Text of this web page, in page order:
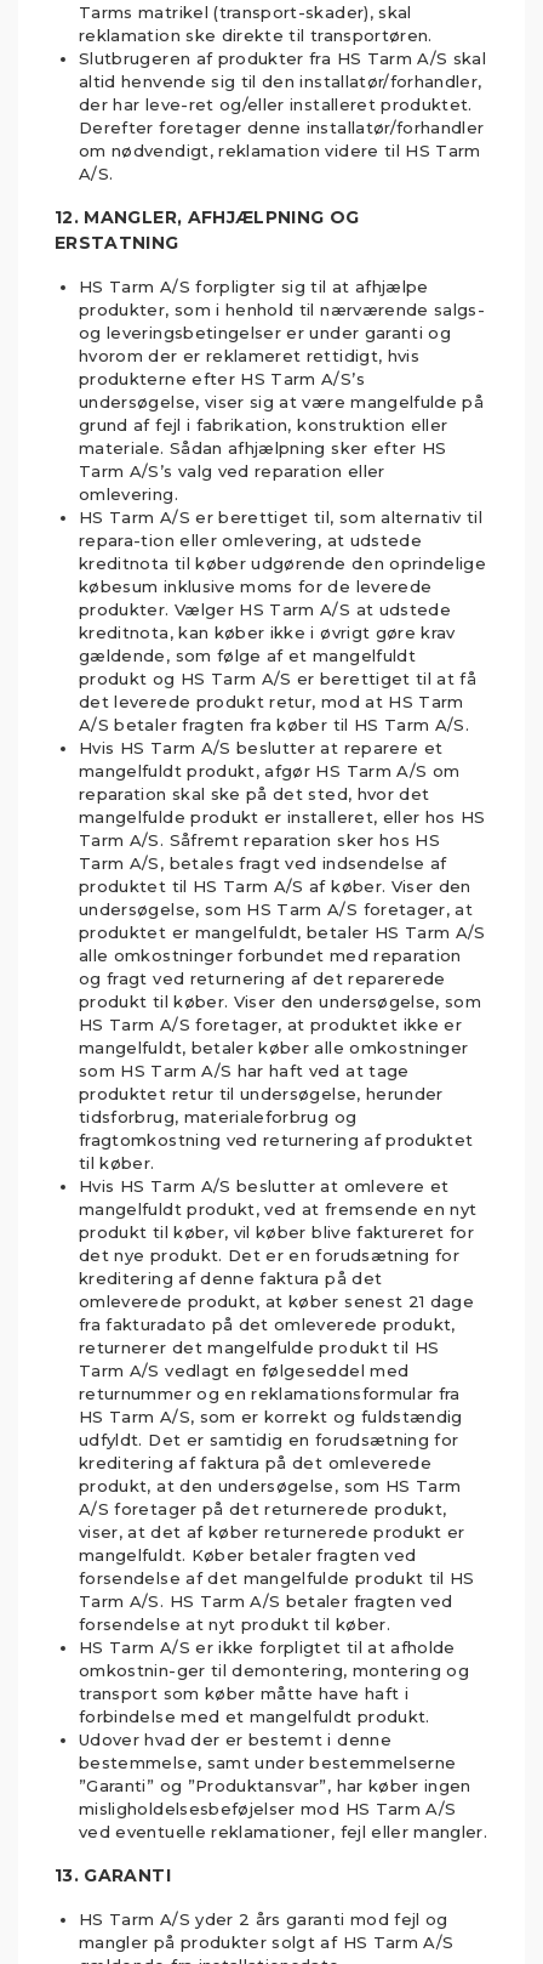
Tarms matrikel (transport-skader), skal
reklamation ske direkte til transportøren.
Slutbrugeren af produkter fra HS Tarm A/S skal
altid henvende sig til den installatør/forhandler,
der har leve-ret og/eller installeret produktet.
Derefter foretager denne installatør/forhandler
om nødvendigt, reklamation videre til HS Tarm
A/S.
12. MANGLER, AFHJÆLPNING OG
ERSTATNING
HS Tarm A/S forpligter sig til at afhjælpe
produkter, som i henhold til nærværende salgs-
og leveringsbetingelser er under garanti og
hvorom der er reklameret rettidigt, hvis
produkterne efter HS Tarm A/S’s
undersøgelse, viser sig at være mangelfulde på
grund af fejl i fabrikation, konstruktion eller
materiale. Sådan afhjælpning sker efter HS
Tarm A/S’s valg ved reparation eller
omlevering.
HS Tarm A/S er berettiget til, som alternativ til
repara-tion eller omlevering, at udstede
kreditnota til køber udgørende den oprindelige
købesum inklusive moms for de leverede
produkter. Vælger HS Tarm A/S at udstede
kreditnota, kan køber ikke i øvrigt gøre krav
gældende, som følge af et mangelfuldt
produkt og HS Tarm A/S er berettiget til at få
det leverede produkt retur, mod at HS Tarm
A/S betaler fragten fra køber til HS Tarm A/S.
Hvis HS Tarm A/S beslutter at reparere et
mangelfuldt produkt, afgør HS Tarm A/S om
reparation skal ske på det sted, hvor det
mangelfulde produkt er installeret, eller hos HS
Tarm A/S. Såfremt reparation sker hos HS
Tarm A/S, betales fragt ved indsendelse af
produktet til HS Tarm A/S af køber. Viser den
undersøgelse, som HS Tarm A/S foretager, at
produktet er mangelfuldt, betaler HS Tarm A/S
alle omkostninger forbundet med reparation
og fragt ved returnering af det reparerede
produkt til køber. Viser den undersøgelse, som
HS Tarm A/S foretager, at produktet ikke er
mangelfuldt, betaler køber alle omkostninger
som HS Tarm A/S har haft ved at tage
produktet retur til undersøgelse, herunder
tidsforbrug, materialeforbrug og
fragtomkostning ved returnering af produktet
til køber.
Hvis HS Tarm A/S beslutter at omlevere et
mangelfuldt produkt, ved at fremsende en nyt
produkt til køber, vil køber blive faktureret for
det nye produkt. Det er en forudsætning for
kreditering af denne faktura på det
omleverede produkt, at køber senest 21 dage
fra fakturadato på det omleverede produkt,
returnerer det mangelfulde produkt til HS
Tarm A/S vedlagt en følgeseddel med
returnummer og en reklamationsformular fra
HS Tarm A/S, som er korrekt og fuldstændig
udfyldt. Det er samtidig en forudsætning for
kreditering af faktura på det omleverede
produkt, at den undersøgelse, som HS Tarm
A/S foretager på det returnerede produkt,
viser, at det af køber returnerede produkt er
mangelfuldt. Køber betaler fragten ved
forsendelse af det mangelfulde produkt til HS
Tarm A/S. HS Tarm A/S betaler fragten ved
forsendelse at nyt produkt til køber.
HS Tarm A/S er ikke forpligtet til at afholde
omkostnin-ger til demontering, montering og
transport som køber måtte have haft i
forbindelse med et mangelfuldt produkt.
Udover hvad der er bestemt i denne
bestemmelse, samt under bestemmelserne
”Garanti” og ”Produktansvar”, har køber ingen
misligholdelsesbeføjelser mod HS Tarm A/S
ved eventuelle reklamationer, fejl eller mangler.
13. GARANTI
HS Tarm A/S yder 2 års garanti mod fejl og
mangler på produkter solgt af HS Tarm A/S